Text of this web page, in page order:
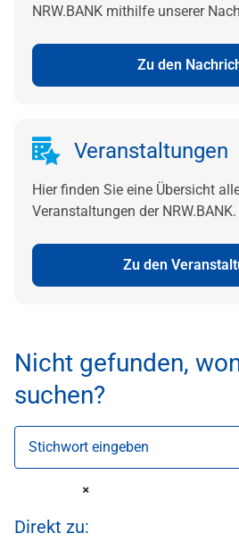
NRW.BANK mithilfe unserer
Zu den
Veranstaltungen
Hier finden Sie eine Übersicht
Veranstaltungen der NRW.BANK.
Zu den
Nicht gefunden,
suchen?
Stichwort eingeben
Direkt zu: